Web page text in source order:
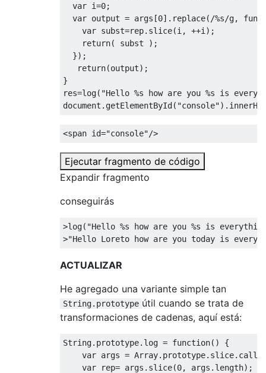
var i=0;
var output = args[0].replace( /%s/g,
var subst=rep.slice(i, ++i);
return( subst );
  });
return(output);
}
res=log( "Hello %s how are you %s is
document .getElementById( "console"
<span id="console"/>
Ejecutar fragmento de código
Expandir fragmento
conseguirás
>log( "Hello %s how are you %s is
>"Hello Loreto how are you today is
ACTUALIZAR
He agregado una variante simple tan
String.prototype útil cuando se trata de
transformaciones de cadenas, aquí está:
String.prototype.log = function( ) {
var args = Array.prototype.slice.call(
var rep= args.slice(0, args.length);